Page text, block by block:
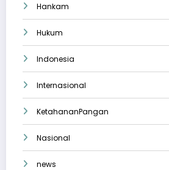
Hankam
Hukum
Indonesia
Internasional
KetahananPangan
Nasional
news